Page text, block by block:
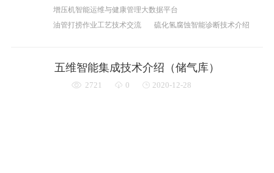
增压机智能运维与健康管理大数据平台
油管打捞作业工艺技术交流
硫化氢腐蚀智能诊断技术介绍
五维智能集成技术介绍（储气库）
2721 0 2020-12-28